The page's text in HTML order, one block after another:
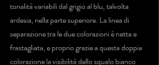
tonalità variabili dal grigio al blu, talvolta
ardesia, nella parte superiore. La linea di
separazione tra le due colorazioni è netta e
frastagliata, e proprio grazie a questa doppia
colorazione la visibilità dello squalo bianco